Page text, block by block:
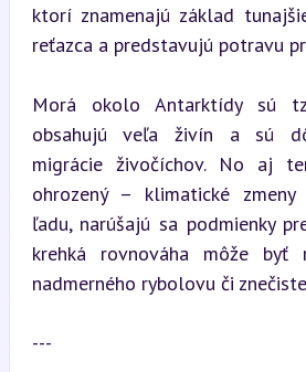
ktorí znamenajú základ
reťazca a predstavujú potravu
Morá okolo Antarktídy sú
obsahujú veľa živín a sú
migrácie živočíchov. No aj
ohrozený – klimatické zmeny
ľadu, narúšajú sa podmienky
krehká rovnováha môže byť
nadmerného rybolovu či
---